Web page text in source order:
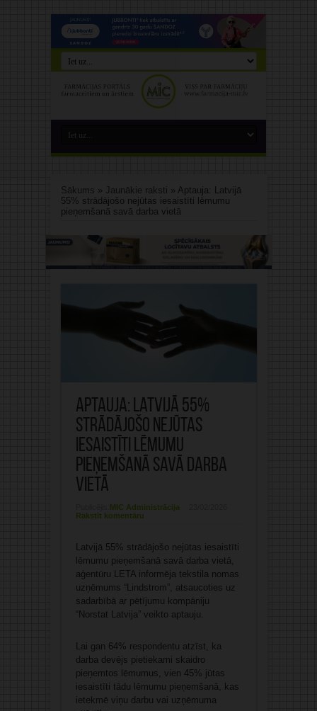
Sākums » Jaunākie raksti » Aptauja: Latvijā
55% strādājošo nejūtas iesaistīti lēmumu
pieņemšanā savā darba vietā
Aptauja: Latvijā 55%
strādājošo nejūtas
iesaistīti lēmumu
pieņemšanā savā darba
vietā
MIC Administrācija
Rakstīt komentāru
Latvijā 55% strādājošo nejūtas iesaistīti
lēmumu pieņemšanā savā darba vietā,
aģentūru LETA informēja tekstila nomas
uzņēmums “Lindstrom”, atsaucoties uz
sadarbībā ar pētījumu kompāniju
“Norstat Latvija” veikto aptauju.
Lai gan 64% respondentu atzīst, ka
darba devējs pietiekami skaidro
pieņemtos lēmumus, vien 45% jūtas
iesaistīti tādu lēmumu pieņemšanā, kas
ietekmē viņu darbu vai uzņēmuma